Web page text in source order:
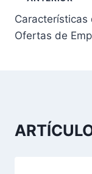
a
a
Características
Ofertas de